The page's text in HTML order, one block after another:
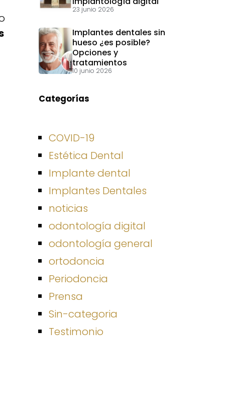
23 junio 2026
Implantes dentales sin
hueso ¿es posible?
Opciones y
tratamientos
10 junio 2026
Categorías
COVID-19
Estética Dental
Implante dental
Implantes Dentales
noticias
odontología digital
odontología general
ortodoncia
Periodoncia
Prensa
Sin-categoria
Testimonio